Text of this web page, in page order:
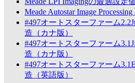
Meade Autostar Image
#497オートスターファーム
造（カナ版）
#497オートスターファーム
造（カナ版）
#497オートスターファーム
造（英語版）